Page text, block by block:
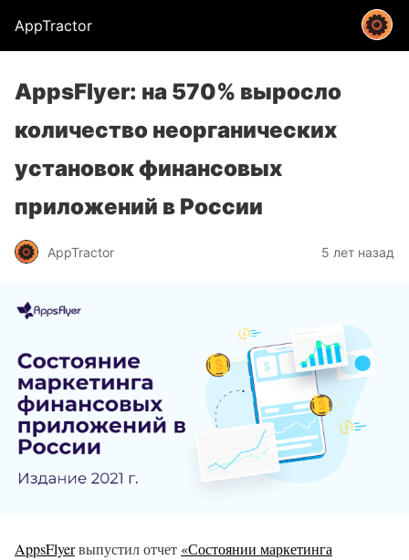
AppTractor
AppsFlyer: на 570% выросло
количество неорганических
установок финансовых
приложений в России
AppTractor 5 лет назад
AppsFlyerвыпустил отчет «Состоянии маркетинга